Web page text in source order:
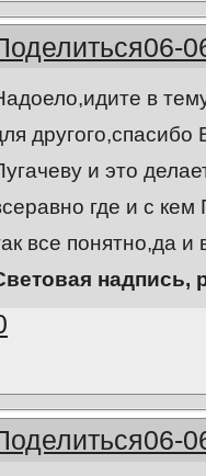
06-
в
другого,спасибо
и это
где и с
все понятно,да и
надпись,
06-